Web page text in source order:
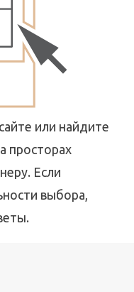
или найдите
просторах
Если
выбора,